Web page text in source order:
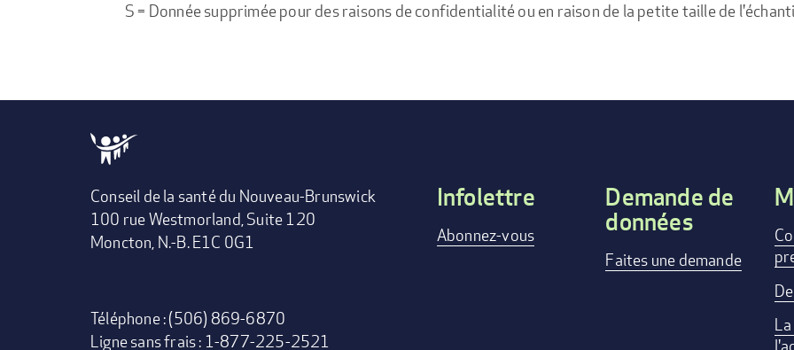
S = Donnée supprimée pour des raisons de confidentialité ou en raison de la petite taille de
Conseil de la santé du Nouveau-Brunswick
100 rue Westmorland, Suite 120
Moncton, N.-B. E1C 0G1
Téléphone : (506) 869-6870
Ligne sans frais : 1-877-225-2521
Footer
Infolettre
Abonnez-vous
Demande de
données
Faites une demande